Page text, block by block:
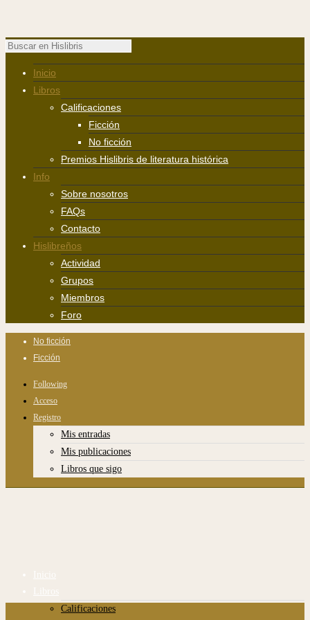
Inicio
Libros
Calificaciones
Ficción
No ficción
Premios Hislibris de literatura histórica
Info
Sobre nosotros
FAQs
Contacto
Hislibreños
Actividad
Grupos
Miembros
Foro
No ficción
Ficción
Following
Acceso
Registro
Mis entradas
Mis publicaciones
Libros que sigo
Inicio
Libros
Calificaciones